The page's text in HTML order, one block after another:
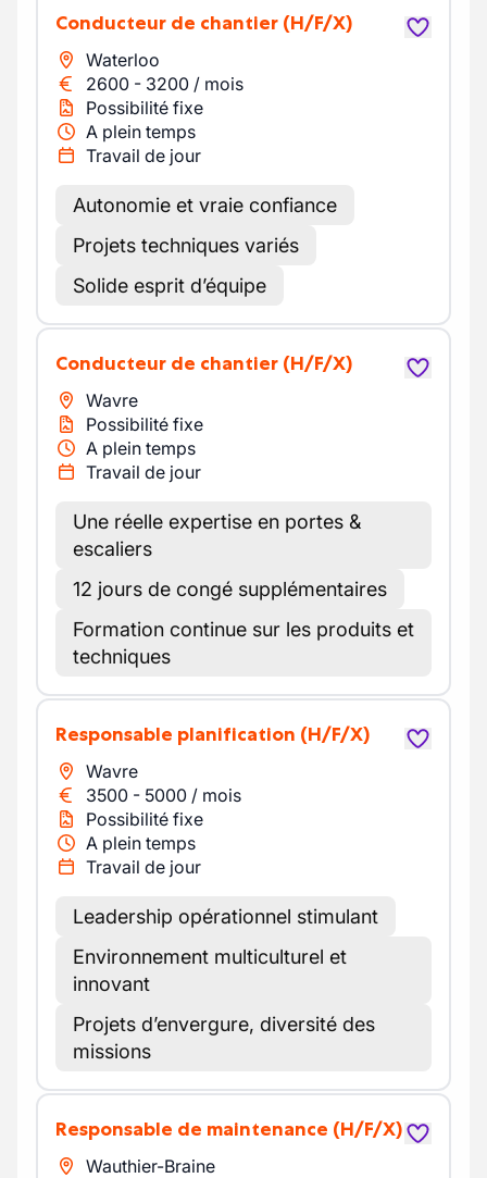
Conducteur de chantier (H/F/X)
Waterloo
2600 - 3200 / mois
Possibilité fixe
A plein temps
Travail de jour
Autonomie et vraie confiance
Projets techniques variés
Solide esprit d’équipe
Conducteur de chantier (H/F/X)
Wavre
Possibilité fixe
A plein temps
Travail de jour
Une réelle expertise en portes &
escaliers
12 jours de congé supplémentaires
Formation continue sur les produits et
techniques
Responsable planification (H/F/X)
Wavre
3500 - 5000 / mois
Possibilité fixe
A plein temps
Travail de jour
Leadership opérationnel stimulant
Environnement multiculturel et
innovant
Projets d’envergure, diversité des
missions
Responsable de maintenance (H/F/X)
Wauthier-Braine